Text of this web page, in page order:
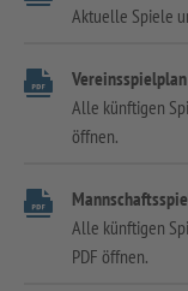
Aktuelle Spiele
Vereinsspielplan
Alle künftigen
öffnen.
Alle künftigen
PDF öffnen.